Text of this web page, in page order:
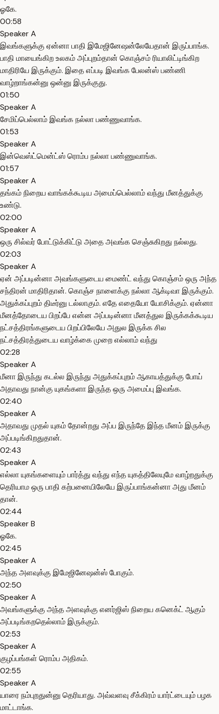
ஓகே.
00:58
Speaker A
இவங்களுக்கு ஏன்னா பாதி இமேஜினேஷன்லேயேதான் இருப்பாங்க.
பாதி மாயைங்கிற உலகம் அப்புறம்தான் கொஞ்சம் ரியாலிட்டிங்கிற
மாதிரியே இருக்கும். இதை எப்படி இவங்க பேலன்ஸ் பண்ணி
வாழ்றாங்கன்னு ஒன்னு இருக்குது.
01:50
Speaker A
சேமிப்பெல்லாம் இவங்க நல்லா பண்ணுவாங்க.
01:53
Speaker A
இன்வெஸ்ட்மென்ட்ஸ் ரொம்ப நல்லா பண்ணுவாங்க.
01:57
Speaker A
தங்கம் நிறைய வாங்கக்கூடிய அமைப்பெல்லாம் வந்து மீனத்துக்கு
உண்டு.
02:00
Speaker A
ஒரு சில்வர் போட்டுக்கிட்டு அதை அவங்க செஞ்சுகிறது நல்லது.
02:03
Speaker A
ஏன் அப்படின்னா அவங்களுடைய மைண்ட் வந்து கொஞ்சம் ஒரு அந்த
சந்திரன் மாதிரிதான். கொஞ்ச நாளைக்கு நல்லா ஆக்டிவா இருக்கும்.
அதுக்கப்புறம் திடீர்னு டல்லாகும். எதே எதையோ யோசிக்கும். ஏன்னா
மீனத்தோடைய பிறப்பே என்ன அப்படின்னா மீனத்துல இருக்கக்கூடிய
நட்சத்திரங்களுடைய பிறப்பிலேயே அதுல இருக்க சில
நட்சத்திரத்துடைய வாழ்க்கை முறை எல்லாம் வந்து
02:28
Speaker A
மீனா இருந்து கடல்ல இருந்து அதுக்கப்புறம் ஆகாயத்துக்கு போய்
அதாவது நான்கு யுகங்களா இருந்த ஒரு அமைப்பு இவங்க.
02:40
Speaker A
அதாவது முதல் யுகம் தோன்றது அப்ப இருந்தே இந்த மீனம் இருக்கு
அப்படிங்கிறதுதான்.
02:43
Speaker A
எல்லா யுகங்களையும் பார்த்து வந்து எந்த யுகத்திலேயுமே வாழ்றதுக்கு
தெரியாம ஒரு பாதி கற்பனையிலேயே இருப்பாங்கன்னா அது மீனம்
தான்.
02:44
Speaker B
ஓகே.
02:45
Speaker A
அந்த அளவுக்கு இமேஜினேஷன்ஸ் போகும்.
02:50
Speaker A
அவங்களுக்கு அந்த அளவுக்கு எனர்ஜிஸ் நிறைய கனெக்ட் ஆகும்
அப்படிங்கறதெல்லாம் இருக்கும்.
02:53
Speaker A
குழப்பங்கள் ரொம்ப அதிகம்.
02:55
Speaker A
யாரை நம்புறதுன்னு தெரியாது. அவ்வளவு சீக்கிரம் யார்ட்டையும் பழக
மாட்டாங்க.